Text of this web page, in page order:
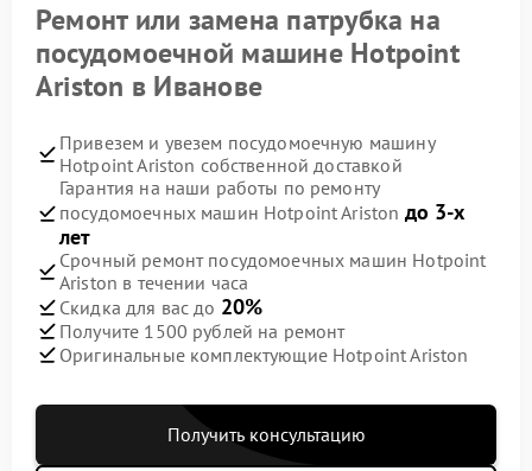
Ремонт или замена патрубка на
посудомоечной машине Hotpoint
Ariston в Иванове
Привезем и увезем посудомоечную машину
Hotpoint Ariston собственной доставкой
Гарантия на наши работы по ремонту
посудомоечных машин Hotpoint Ariston до 3-х
лет
Срочный ремонт посудомоечных машин Hotpoint
Ariston в течении часа
Скидка для вас до 20%
Получите 1500 рублей на ремонт
Оригинальные комплектующие Hotpoint Ariston
Получить консультацию